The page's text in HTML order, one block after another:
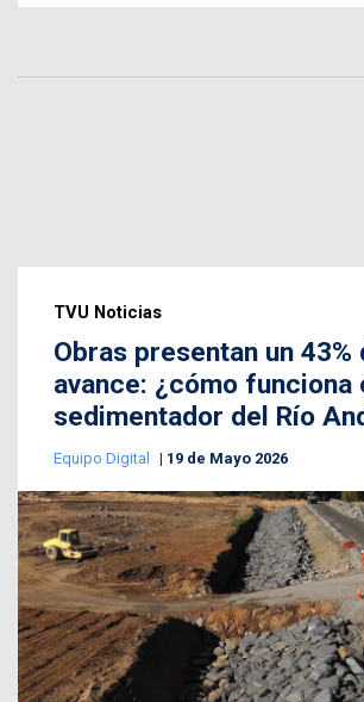
TVU Noticias
Obras presentan un 43%
avance: ¿cómo funciona
sedimentador del Río
Equipo Digital 19 de Mayo 2026